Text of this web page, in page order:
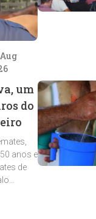
um
do
anos e
de